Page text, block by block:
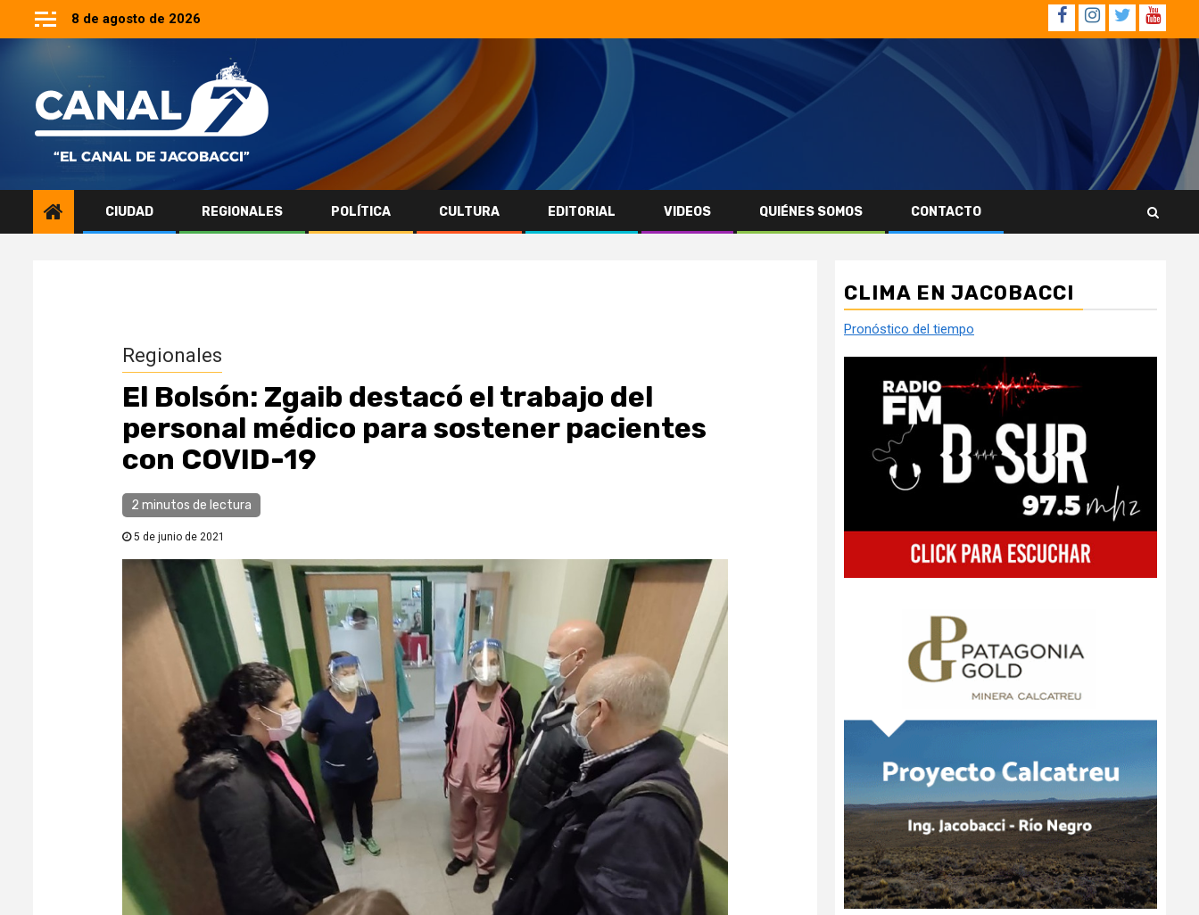
8 de agosto de 2026 Facebook
Instagram
Twitter
CIUDAD REGIONALES POLÍTICA CULTURA EDITORIAL VIDEOS QUIÉNES SOMOS CONTACTO
Regionales
El Bolsón: Zgaib destacó el trabajo del
personal médico para sostener pacientes
con COVID-19
2 minutos de lectura
5 de junio de 2021
CLIMA EN JACOBACCI
Pronóstico del tiempo